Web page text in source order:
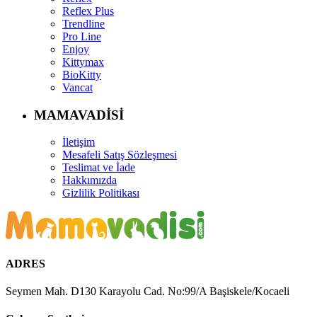
Reflex Plus
Trendline
Pro Line
Enjoy
Kittymax
BioKitty
Vancat
MAMAVADİSİ
İletişim
Mesafeli Satış Sözleşmesi
Teslimat ve İade
Hakkımızda
Gizlilik Politikası
ADRES
Seymen Mah. D130 Karayolu Cad. No:99/A Başiskele/Kocaeli